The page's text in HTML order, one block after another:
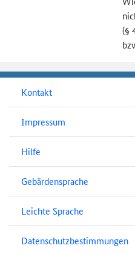
(§
Kontakt
Impressum
Hilfe
Gebärdensprache
Leichte Sprache
Datenschutzbestimmungen